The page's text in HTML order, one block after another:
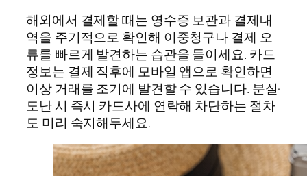
해외에서 결제할 때는 영수증 보관과 결제내
역을 주기적으로 확인해 이중청구나 결제 오
류를 빠르게 발견하는 습관을 들이세요. 카드
정보는 결제 직후에 모바일 앱으로 확인하면
이상 거래를 조기에 발견할 수 있습니다. 분실·
도난 시 즉시 카드사에 연락해 차단하는 절차
도 미리 숙지해두세요.